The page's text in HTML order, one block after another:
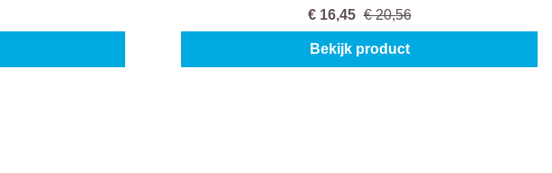
€ 16,45 € 20,56
Bekijk product